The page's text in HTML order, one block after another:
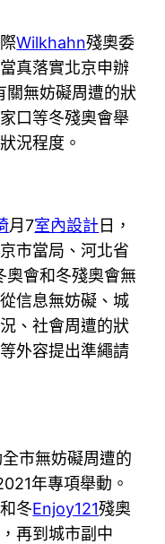
Wilkhahn殘奧委
真落實北京申辦
關無妨礙周遭的狀
口等冬殘奧會舉
況程度。
月7室內設計日，
市當局、河北省
會和冬殘奧會無
信息無妨礙、城
、社會周遭的狀
外容提出準繩請
市無妨礙周遭的
年專項舉動。
冬Enjoy121殘奧
再到城市副中